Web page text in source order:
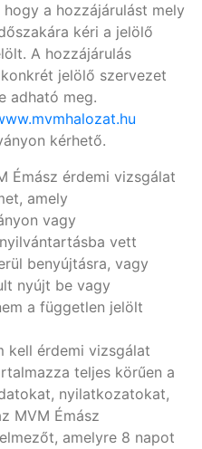
a hozzájárulást mely
kéri a jelölő
A hozzájárulás
jelölő szervezet
adható meg.
kérhető.
Émász érdemi vizsgálat
amely
vagy
vett
benyújtásra, vagy
nyújt be vagy
a független jelölt
kell érdemi vizsgálat
teljes körűen a
nyilatkozatokat,
MVM Émász
amelyre 8 napot